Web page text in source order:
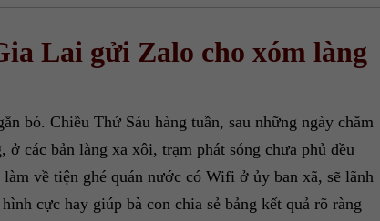
Lai gửi Zalo cho xóm làng
bó. Chiều Thứ Sáu hàng tuần, sau những ngày chăm
các bản làng xa xôi, trạm phát sóng chưa phủ đều
về tiện ghé quán nước có Wifi ở ủy ban xã, sẽ lãnh
cực hay giúp bà con chia sẻ bảng kết quả rõ ràng